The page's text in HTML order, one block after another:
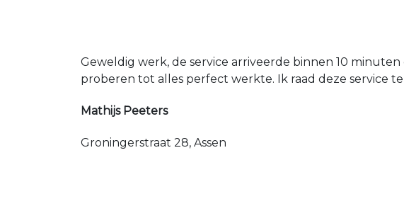
Geweldig werk, de service arriveerde binnen 10
proberen tot alles perfect werkte. Ik raad deze service
Mathijs Peeters
Groningerstraat 28, Assen